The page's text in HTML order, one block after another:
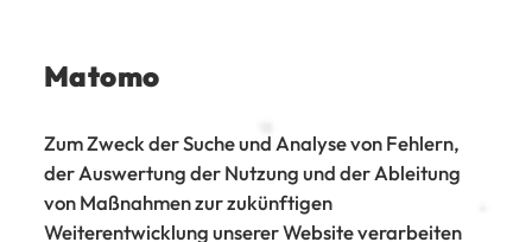
Matomo
Zum Zweck der Suche und Analyse von Fehlern,
der Auswertung der Nutzung und der Ableitung
von Maßnahmen zur zukünftigen
Weiterentwicklung unserer Website verarbeiten